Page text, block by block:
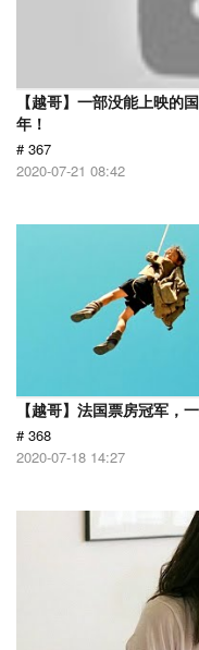
【越哥】一部没能上映的
年！
# 367
2020-07-21 08:42
【越哥】法国票房冠军，
# 368
2020-07-18 14:27